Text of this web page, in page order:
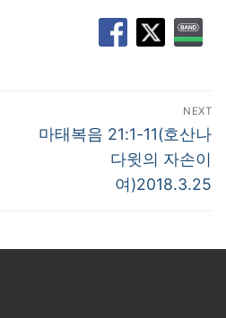
NEXT
Next
마태복음 21:1-11(호산나
다윗의 자손이
여)2018.3.25